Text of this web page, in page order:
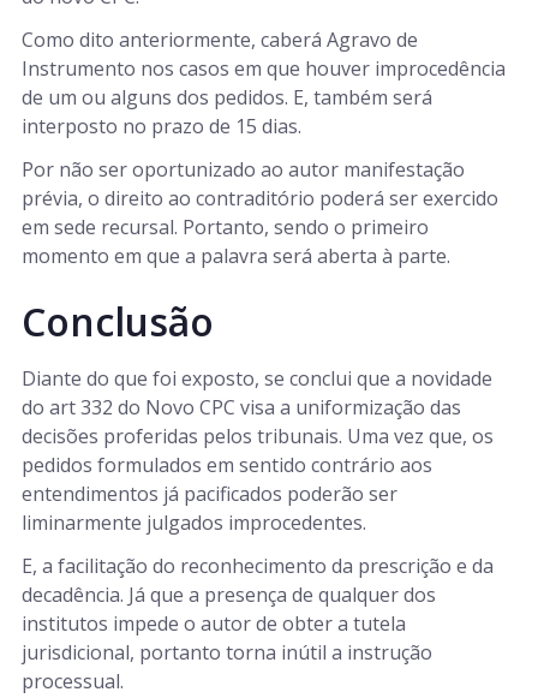
Como dito anteriormente, caberá Agravo de
Instrumento nos casos em que houver improcedência
de um ou alguns dos pedidos. E, também será
interposto no prazo de 15 dias.
Por não ser oportunizado ao autor manifestação
prévia, o direito ao contraditório poderá ser exercido
em sede recursal. Portanto, sendo o primeiro
momento em que a palavra será aberta à parte.
Conclusão
Diante do que foi exposto, se conclui que a novidade
do art 332 do Novo CPC visa a uniformização das
decisões proferidas pelos tribunais. Uma vez que, os
pedidos formulados em sentido contrário aos
entendimentos já pacificados poderão ser
liminarmente julgados improcedentes.
E, a facilitação do reconhecimento da prescrição e da
decadência. Já que a presença de qualquer dos
institutos impede o autor de obter a tutela
jurisdicional, portanto torna inútil a instrução
processual.